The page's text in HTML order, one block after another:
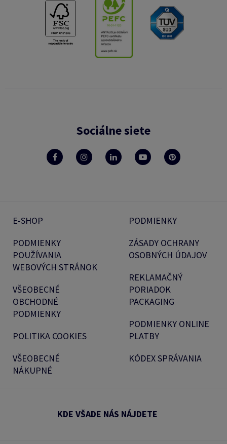
Sociálne siete
E-SHOP
PODMIENKY
POUŽÍVANIA
WEBOVÝCH STRÁNOK
VŠEOBECNÉ
OBCHODNÉ
PODMIENKY
POLITIKA COOKIES
VŠEOBECNÉ
NÁKUPNÉ
PODMIENKY
ZÁSADY OCHRANY
OSOBNÝCH ÚDAJOV
REKLAMAČNÝ
PORIADOK
PACKAGING
PODMIENKY ONLINE
PLATBY
KÓDEX SPRÁVANIA
KDE VŠADE NÁS NÁJDETE